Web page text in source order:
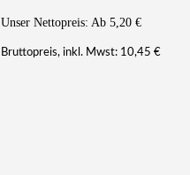
Unser Nettopreis: Ab 5,20 €
Bruttopreis, inkl. Mwst: 10,45€